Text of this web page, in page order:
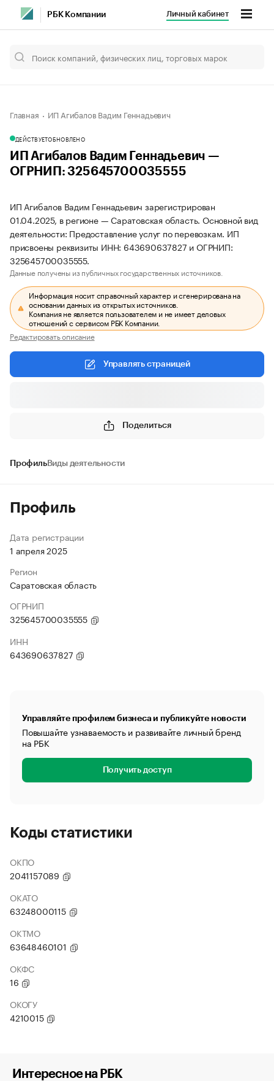
РБК Компании Личный кабинет
Главная ИП Агибалов Вадим Геннадьевич
ДЕЙСТВУЕТОБНОВЛЕНО
ИП Агибалов Вадим Геннадьевич —
ОГРНИП: 325645700035555
ИП Агибалов Вадим Геннадьевич зарегистрирован
01.04.2025, в регионе — Саратовская область. Основной вид
деятельности: Предоставление услуг по перевозкам. ИП
присвоены реквизиты ИНН: 643690637827 и ОГРНИП:
325645700035555.
Данные получены из публичных государственных источников.
Информация носит справочный характер и сгенерирована на
основании данных из открытых источников.
Компания не является пользователем и не имеет деловых
отношений с сервисом РБК Компании.
Редактировать описание
Управлять страницей
Поделиться
ПрофильВиды деятельности
Профиль
Дата регистрации
1 апреля 2025
Регион
Саратовская область
ОГРНИП
325645700035555
ИНН
643690637827
Управляйте профилем бизнеса и публикуйте новости
Повышайте узнаваемость и развивайте личный бренд
на РБК
Получить доступ
Коды статистики
ОКПО
2041157089
ОКАТО
63248000115
ОКТМО
63648460101
ОКФС
16
ОКОГУ
4210015
Интересное на РБК